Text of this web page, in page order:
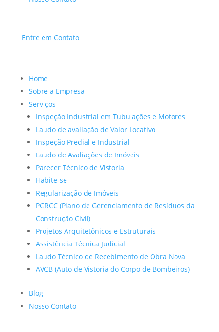
Entre em Contato
Home
Sobre a Empresa
Serviços
Inspeção Industrial em Tubulações e Motores
Laudo de avaliação de Valor Locativo
Inspeção Predial e Industrial
Laudo de Avaliações de Imóveis
Parecer Técnico de Vistoria
Habite-se
Regularização de Imóveis
PGRCC (Plano de Gerenciamento de Resíduos da
Construção Civil)
Projetos Arquitetônicos e Estruturais
Assistência Técnica Judicial
Laudo Técnico de Recebimento de Obra Nova
AVCB (Auto de Vistoria do Corpo de Bombeiros)
Blog
Nosso Contato